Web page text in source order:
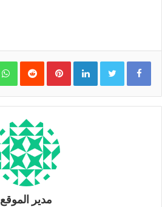
LinkedIn
Pinterest
مدير الموقع